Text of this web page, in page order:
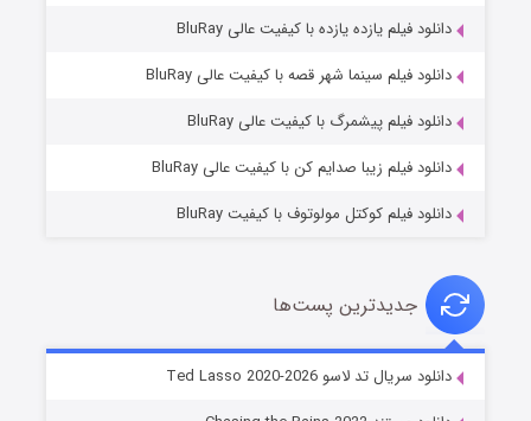
خاندان اژدها فصل ۳
دانلود فیلم یازده یازده با کیفیت عالی BluRay
دانلود فیلم سینما شهر قصه با کیفیت عالی BluRay
دانلود فیلم پیشمرگ با کیفیت عالی BluRay
دانلود فیلم زیبا صدایم کن با کیفیت عالی BluRay
دانلود فیلم کوکتل مولوتوف با کیفیت BluRay
جدیدترین پست‌ها
دانلود سریال تد لاسو Ted Lasso 2020-2026